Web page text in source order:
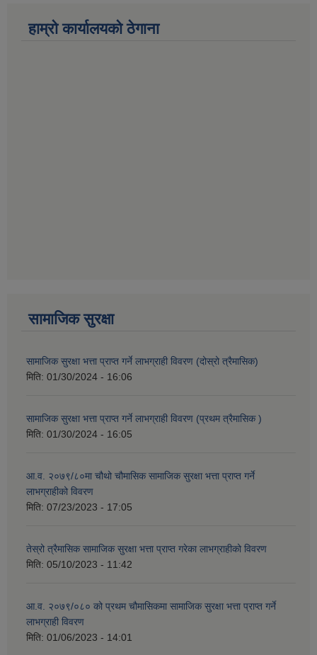
हाम्रो कार्यालयको ठेगाना
सामाजिक सुरक्षा
सामाजिक सुरक्षा भत्ता प्राप्त गर्ने लाभग्राही विवरण (दोस्रो त्रैमासिक)
मिति: 01/30/2024 - 16:06
सामाजिक सुरक्षा भत्ता प्राप्त गर्ने लाभग्राही विवरण (प्रथम त्रैमासिक )
मिति: 01/30/2024 - 16:05
आ.व. २०७९/८०मा चौथो चौमासिक सामाजिक सुरक्षा भत्ता प्राप्त गर्ने
लाभग्राहीको विवरण
मिति: 07/23/2023 - 17:05
तेस्रो त्रैमासिक सामाजिक सुरक्षा भत्ता प्राप्त गरेका लाभग्राहीको विवरण
मिति: 05/10/2023 - 11:42
आ.व. २०७९/०८० को प्रथम चौमासिकमा सामाजिक सुरक्षा भत्ता प्राप्त गर्ने
लाभग्राही विवरण
मिति: 01/06/2023 - 14:01